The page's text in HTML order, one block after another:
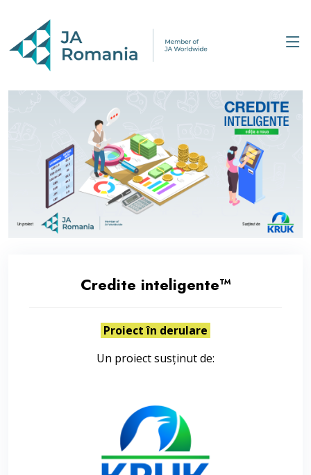
Credite inteligente™
Proiect în derulare
Un proiect susținut de: